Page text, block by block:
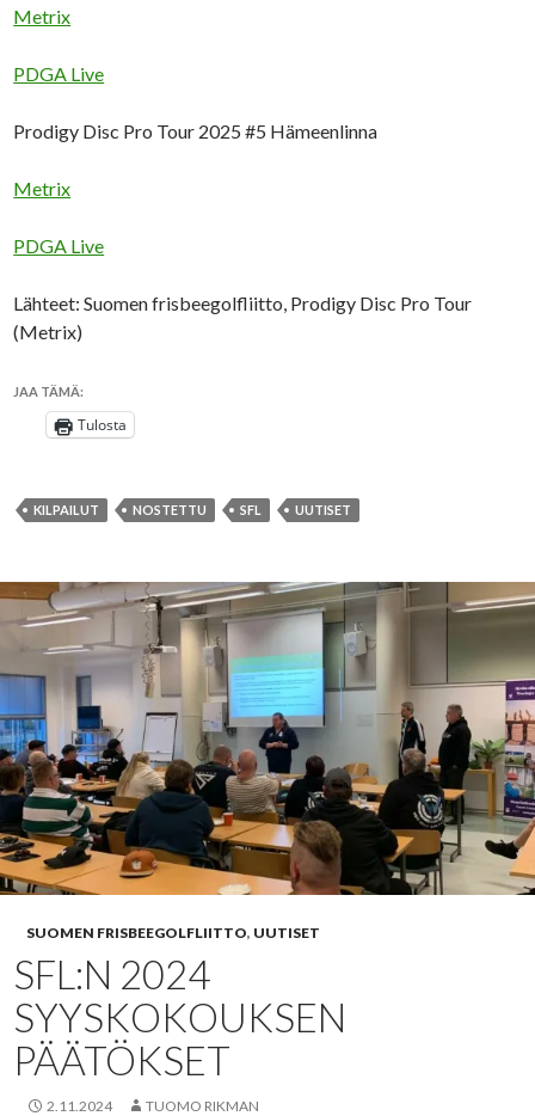
Metrix
PDGA Live
Prodigy Disc Pro Tour 2025 #5 Hämeenlinna
Metrix
PDGA Live
Lähteet: Suomen frisbeegolfliitto, Prodigy Disc Pro Tour
(Metrix)
JAA TÄMÄ:
Tulosta
KILPAILUT NOSTETTU SFL UUTISET
SUOMEN FRISBEEGOLFLIITTO, UUTISET
SFL:N 2024
SYYSKOKOUKSEN
PÄÄTÖKSET
2.11.2024 TUOMO RIKMAN